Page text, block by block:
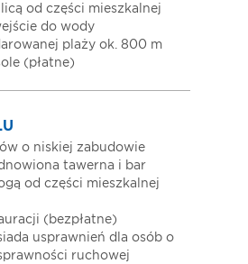
od części mieszkalnej
do wody
plaży ok. 800 m
(płatne)
o niskiej zabudowie
tawerna i bar
od części mieszkalnej
(bezpłatne)
usprawnień dla osób o
ruchowej